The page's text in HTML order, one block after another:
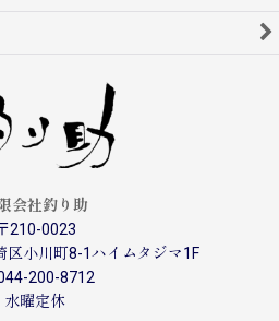
会社釣り助
210-0023
区小川町8-1ハイムタジマ1F
200-8712
水曜定休